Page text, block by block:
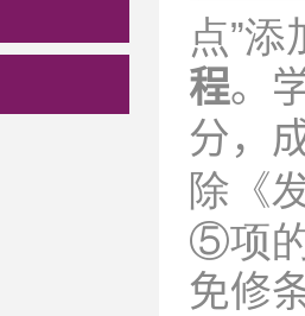
点”添
程。
分，
除《
⑤项
免修